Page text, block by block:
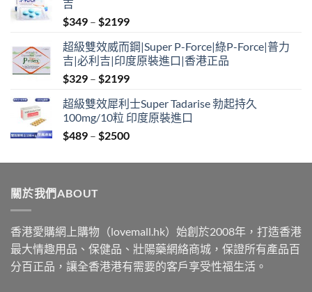
吉
$349 – $2199Price
$349
through
$2199
超級雙效威而鋼|Super P-Force|綠P-Force|普力
吉|必利吉|印度原裝進口|香港正品
$329 – $2199Price
$329
through
$2199
超級雙效犀利士Super Tadarise 勃起持久
100mg/10粒 印度原裝進口
$489 – $2500Price
$489
關於我們ABOUT
香港愛購網上購物（lovemall.hk）始創於2008年，打造香港
最大情趣用品、保健品、壯陽藥網絡商城，保證所有產品百
分百正品，讓全香港港有需要的客戶享受性福生活。